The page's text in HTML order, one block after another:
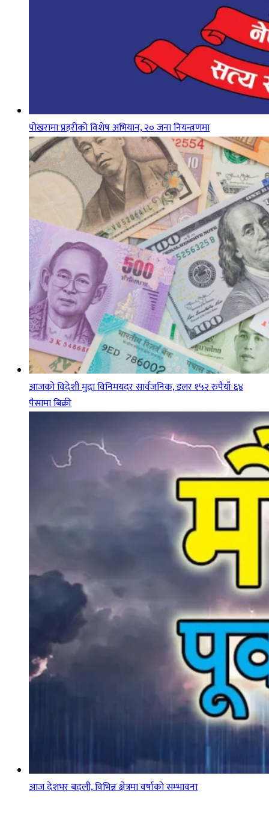
पोखरामा प्रहरीको विशेष अभियान, २० जना नियन्त्रणमा
आजको विदेशी मुद्रा विनिमयदर सार्वजनिक, डलर १५२ रुपैयाँ ६४
पैसामा बिक्री
आज देशभर बदली, विभिन्न क्षेत्रमा वर्षाको सम्भावना